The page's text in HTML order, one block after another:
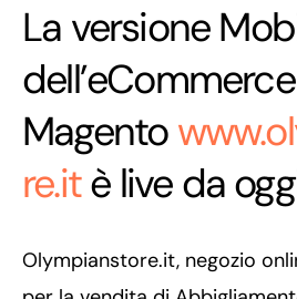
La versione
dell’eCommerce
Magento
re.itè live da
Olympianstore.it, negozio